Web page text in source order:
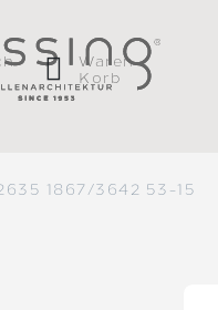
Waren
Korb
1867/3642 53-15